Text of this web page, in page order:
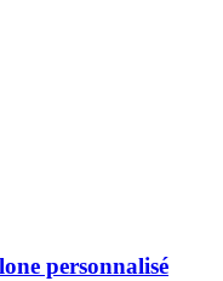
personnalisé